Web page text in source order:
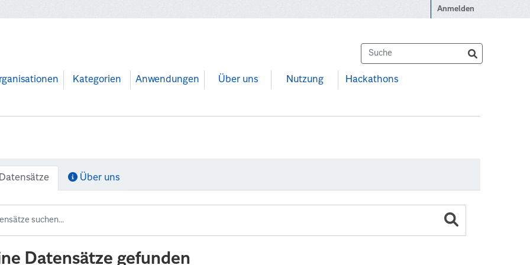
Anmelden
Kategorien Anwendungen Über uns Nutzung Hackathons
Über uns
Datensätze gefunden